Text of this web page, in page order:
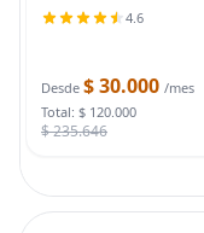
soporte de trípode
portátil para fotos y
con funda de
4.6
Desde $ 30.000 /mes
Total: $ 120.000
$ 235.646